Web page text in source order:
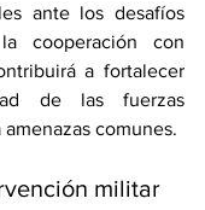
ante los desafíos
cooperación con
a fortalecer
de las fuerzas
comunes.
militar